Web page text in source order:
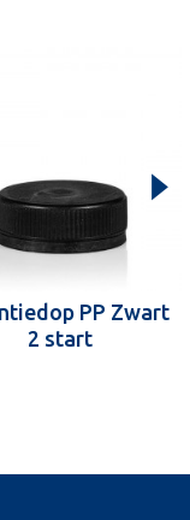
PP Zwart
2 start